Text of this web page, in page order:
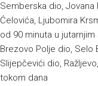
Semberska dio, Jovana
Ćelovića, Ljubomira
od 90 minuta u jutarnjim
Brezovo Polje dio, Selo
Slijepčevići dio,
tokom dana